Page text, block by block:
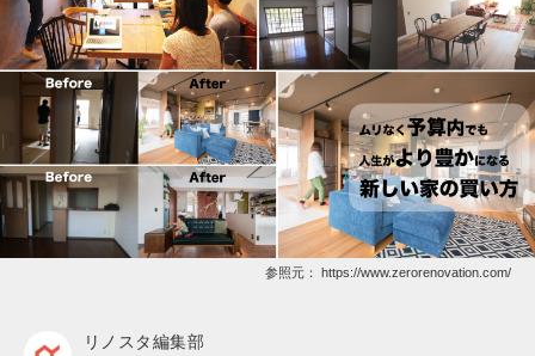
参照元： https://www.zerorenovation.com/
リノスタ編集部